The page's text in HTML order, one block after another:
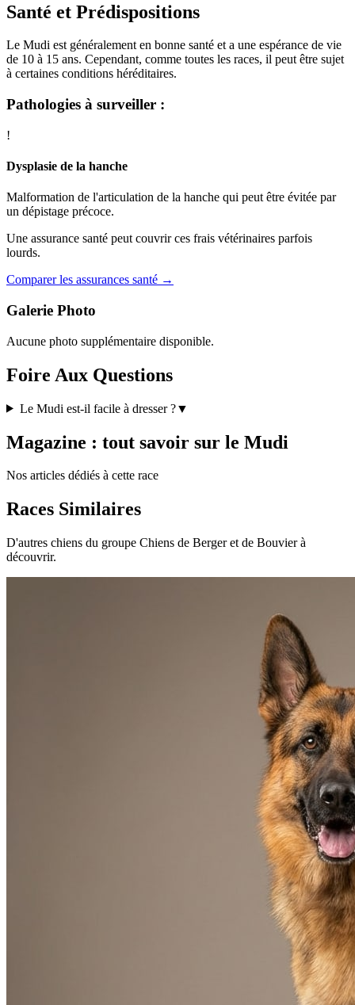
Santé et Prédispositions
Le Mudi est généralement en bonne santé et a une espérance de vie
de 10 à 15 ans. Cependant, comme toutes les races, il peut être sujet
à certaines conditions héréditaires.
Pathologies à surveiller :
!
Dysplasie de la hanche
Malformation de l'articulation de la hanche qui peut être évitée par
un dépistage précoce.
Une assurance santé peut couvrir ces frais vétérinaires parfois
lourds.
Comparer les assurances santé →
Galerie Photo
Aucune photo supplémentaire disponible.
Foire Aux Questions
Le Mudi est-il facile à dresser ?▼
Magazine : tout savoir sur le Mudi
Nos articles dédiés à cette race
Races Similaires
D'autres chiens du groupe Chiens de Berger et de Bouvier à
découvrir.